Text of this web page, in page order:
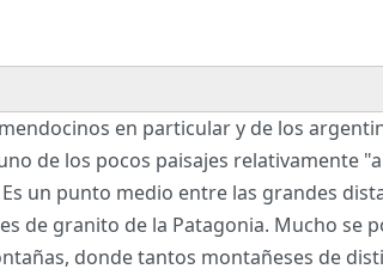
en particular y de los
de los pocos paisajes relativamente
un punto medio entre las grandes
de granito de la Patagonia. Mucho se
donde tantos montañeses de